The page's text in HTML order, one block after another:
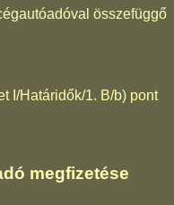
összefüggő
I/Határidők/1. B/b) pont
megfizetése